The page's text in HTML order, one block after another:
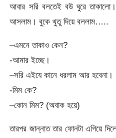
আবার সরি বলতেই বউ ঘুরে
আসলাম। বুকে থুতু দিয়ে বললাম…..
–এমনে তাকাও কেন?
-আমার ইচ্ছে।
–সরি এইযে কানে ধরলাম আর হবেনা।
-মিম কে?
–কোন মিম? (অবাক হয়ে)
তারপর জান্নাত তার ফোনটা এগিয়ে